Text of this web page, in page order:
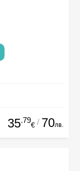
35.79
€ / 70лв.